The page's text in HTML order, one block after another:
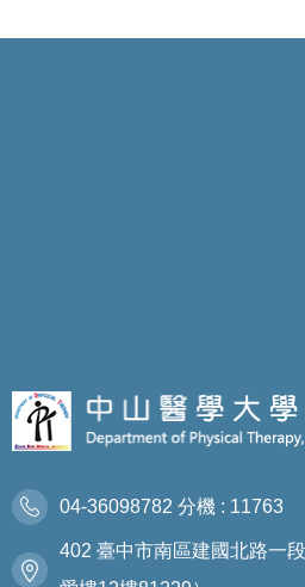
04-36098782 分機 : 11763
402 臺中市南區建國北路一